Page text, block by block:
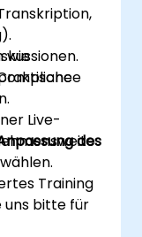
wie
Live-
des
Training
uns bitte für